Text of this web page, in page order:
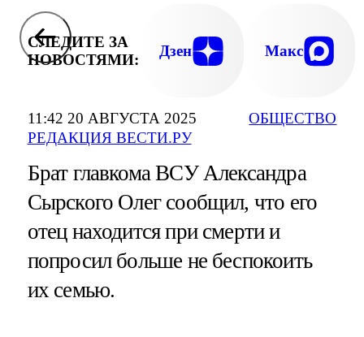
11:42 20 АВГУСТА 2025
РЕДАКЦИЯ ВЕСТИ.РУ
ОБЩЕСТВО
СЛЕДИТЕ ЗА
НОВОСТЯМИ:
Дзен Макс
Брат главкома ВСУ Александра
Сырского Олег сообщил, что его
отец находится при смерти и
попросил больше не беспокоить
их семью.